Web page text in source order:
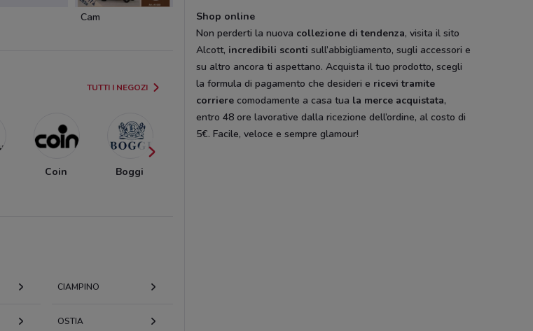
Cam Cam
TUTTI I NEGOZI
Coin Boggi
CIAMPINO
OSTIA
Shop online
Non perderti la nuova collezione di tendenza, visita il sito
Alcott, incredibili sconti sull’abbigliamento, sugli accessori e
su altro ancora ti aspettano. Acquista il tuo prodotto, scegli
la formula di pagamento che desideri e ricevi tramite
corriere comodamente a casa tua la merce acquistata,
entro 48 ore lavorative dalla ricezione dell’ordine, al costo di
5€. Facile, veloce e sempre glamour!